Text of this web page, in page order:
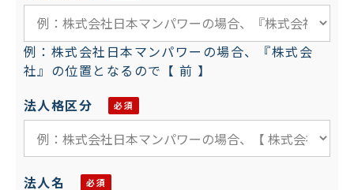
例：株式会社日本マンパワーの場合、『株式会
社』の位置となるので【 前 】
法人格区分
法人名